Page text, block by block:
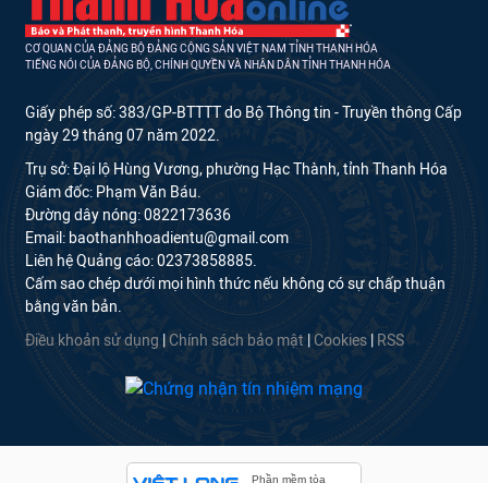
CƠ QUAN CỦA ĐẢNG BỘ ĐẢNG CỘNG SẢN VIỆT NAM TỈNH THANH HÓA
TIẾNG NÓI CỦA ĐẢNG BỘ, CHÍNH QUYỀN VÀ NHÂN DÂN TỈNH THANH HÓA
Giấy phép số: 383/GP-BTTTT do Bộ Thông tin - Truyền thông Cấp
ngày 29 tháng 07 năm 2022.
Trụ sở: Đại lộ Hùng Vương, phường Hạc Thành, tỉnh Thanh Hóa
Giám đốc: Phạm Văn Báu.
Đường dây nóng: 0822173636
Email: baothanhhoadientu@gmail.com
Liên hệ Quảng cáo: 02373858885.
Cấm sao chép dưới mọi hình thức nếu không có sự chấp thuận
bằng văn bản.
Điều khoản sử dụng Chính sách bảo mật Cookies RSS
Phần mềm tòa